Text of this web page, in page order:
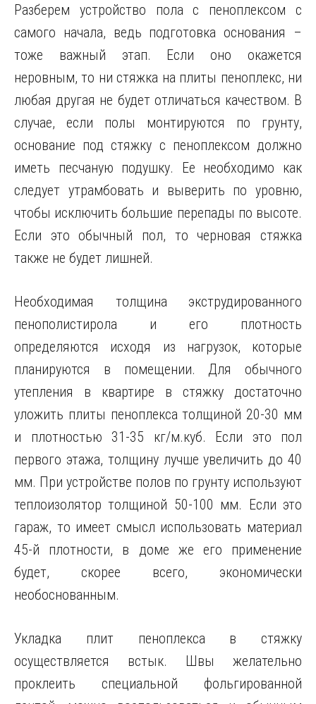
Разберем устройство пола с пеноплексом с
самого начала, ведь подготовка основания –
тоже важный этап. Если оно окажется
неровным, то ни стяжка на плиты пеноплекс, ни
любая другая не будет отличаться качеством. В
случае, если полы монтируются по грунту,
основание под стяжку с пеноплексом должно
иметь песчаную подушку. Ее необходимо как
следует утрамбовать и выверить по уровню,
чтобы исключить большие перепады по высоте.
Если это обычный пол, то черновая стяжка
также не будет лишней.
Необходимая толщина экструдированного
пенополистирола и его плотность
определяются исходя из нагрузок, которые
планируются в помещении. Для обычного
утепления в квартире в стяжку достаточно
уложить плиты пеноплекса толщиной 20-30 мм
и плотностью 31-35 кг/м.куб. Если это пол
первого этажа, толщину лучше увеличить до 40
мм. При устройстве полов по грунту используют
теплоизолятор толщиной 50-100 мм. Если это
гараж, то имеет смысл использовать материал
45-й плотности, в доме же его применение
будет, скорее всего, экономически
необоснованным.
Укладка плит пеноплекса в стяжку
осуществляется встык. Швы желательно
проклеить специальной фольгированной